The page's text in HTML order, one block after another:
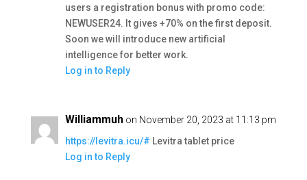
users a registration bonus with promo code:
NEWUSER24. It gives +70% on the first deposit.
Soon we will introduce new artificial
intelligence for better work.
Log in to Reply
Williammuh on November 20, 2023 at 11:13 pm
https://levitra.icu/# Levitra tablet price
Log in to Reply